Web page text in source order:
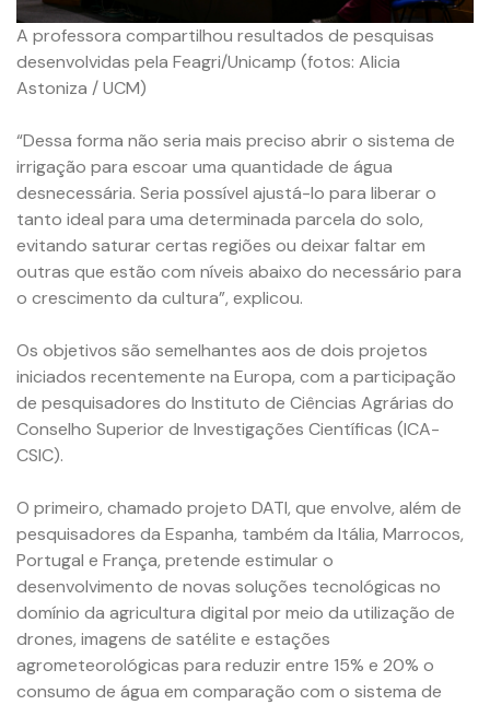
A professora compartilhou resultados de pesquisas
desenvolvidas pela Feagri/Unicamp (fotos: Alicia
Astoniza / UCM)
“Dessa forma não seria mais preciso abrir o sistema de
irrigação para escoar uma quantidade de água
desnecessária. Seria possível ajustá-lo para liberar o
tanto ideal para uma determinada parcela do solo,
evitando saturar certas regiões ou deixar faltar em
outras que estão com níveis abaixo do necessário para
o crescimento da cultura”, explicou.
Os objetivos são semelhantes aos de dois projetos
iniciados recentemente na Europa, com a participação
de pesquisadores do Instituto de Ciências Agrárias do
Conselho Superior de Investigações Científicas (ICA-
CSIC).
O primeiro, chamado projeto DATI, que envolve, além de
pesquisadores da Espanha, também da Itália, Marrocos,
Portugal e França, pretende estimular o
desenvolvimento de novas soluções tecnológicas no
domínio da agricultura digital por meio da utilização de
drones, imagens de satélite e estações
agrometeorológicas para reduzir entre 15% e 20% o
consumo de água em comparação com o sistema de